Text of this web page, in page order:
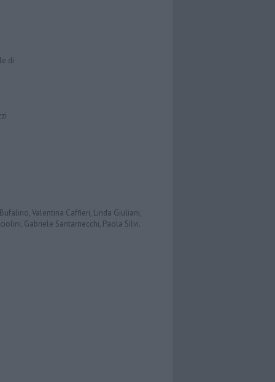
di
Valentina Caffieri, Linda Giuliani,
Gabriele Santarnecchi, Paola Silvi.